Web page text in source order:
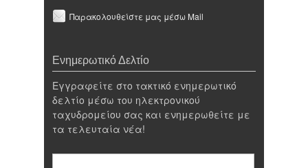
Παρακολουθείστε μας μέσω Mail
Ενημερωτικό Δελτίο
Εγγραφείτε στο τακτικό ενημερωτικό
δελτίο μέσω του ηλεκτρονικού
ταχυδρομείου σας και ενημερωθείτε με
τα τελευταία νέα!